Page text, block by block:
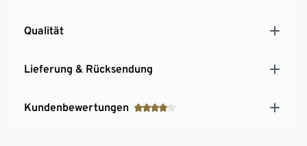
Qualität
Lieferung & Rücksendung
Kundenbewertungen